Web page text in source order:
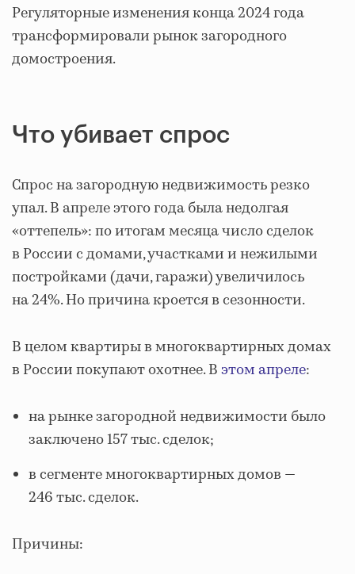
Регуляторные изменения конца 2024 года
трансформировали рынок загородного
домостроения.
Что убивает спрос
Спрос на загородную недвижимость резко
упал. В апреле этого года была недолгая
«оттепель»: по итогам месяца число сделок
в России с домами, участками и нежилыми
постройками (дачи, гаражи) увеличилось
на 24%. Но причина кроется в сезонности.
В целом квартиры в многоквартирных домах
в России покупают охотнее. Вэтом апреле:
на рынке загородной недвижимости было
заключено 157 тыс. сделок;
в сегменте многоквартирных домов —
246 тыс. сделок.
Причины: